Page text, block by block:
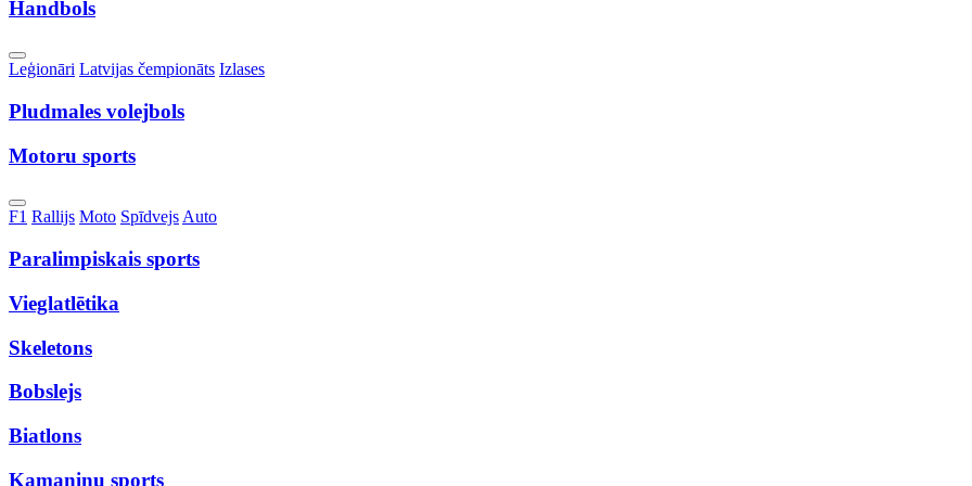
Handbols
Toggle
Dropdown
Leģionāri Latvijas čempionāts Izlases
Pludmales volejbols
Motoru sports
Toggle
Dropdown
F1 Rallijs Moto SpīdvejsAuto
Paralimpiskais sports
Vieglatlētika
Skeletons
Bobslejs
Biatlons
Kamaniņu sports